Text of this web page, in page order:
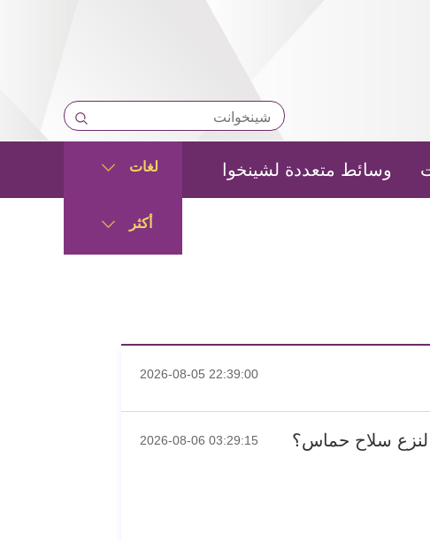
وسائط متعددة لشينخوا لغات
أكثر
2026-08-05 22:39:00
لنزع سلاح حماس؟ 2026-08-06 03:29:15